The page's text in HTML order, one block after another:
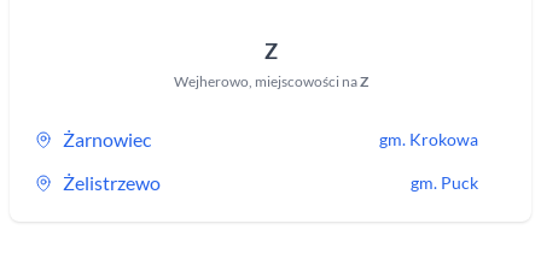
Z
Wejherowo, miejscowości naZ
Żarnowiec gm. Krokowa
Żelistrzewo gm. Puck